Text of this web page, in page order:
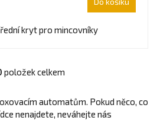
kryt pro mincovníky
O
l
á
položek celkem
automatům. Pokud něco, co
nenajdete, neváhejte nás